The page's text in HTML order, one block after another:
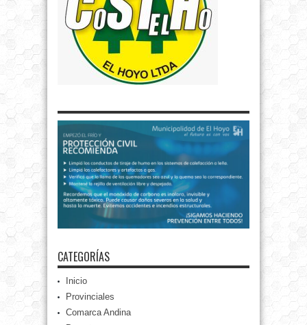
CATEGORÍAS
Inicio
Provinciales
Comarca Andina